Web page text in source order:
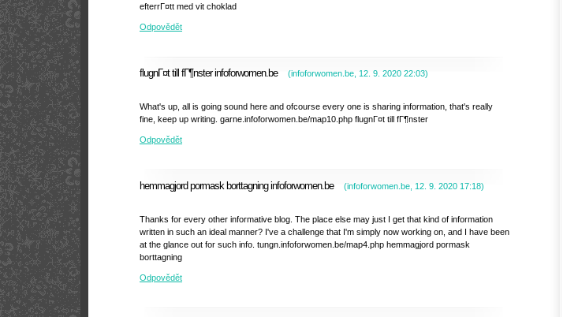
efterrГ¤tt med vit choklad
Odpovědět
flugnГ¤t till fГ¶nster infoforwomen.be (infoforwomen.be 12. 9. 2020 22:03)
What's up, all is going sound here and ofcourse every one is sharing information, that's really
fine, keep up writing. garne.infoforwomen.be/map10.php flugnГ¤t till fГ¶nster
Odpovědět
hemmagjord pormask borttagning infoforwomen.be (infoforwomen.be 12. 9. 2020 17:18)
Thanks for every other informative blog. The place else may just I get that kind of information
written in such an ideal manner? I've a challenge that I'm simply now working on, and I have been
at the glance out for such info. tungn.infoforwomen.be/map4.php hemmagjord pormask
borttagning
Odpovědět